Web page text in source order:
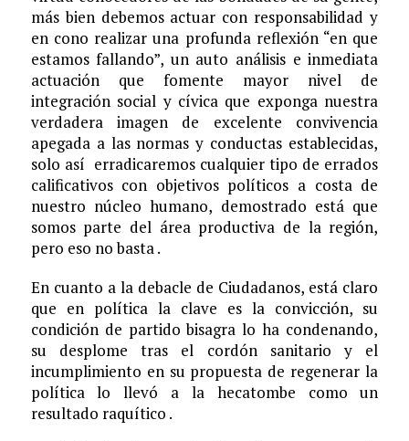
más bien debemos actuar con responsabilidad y
en cono realizar una profunda reflexión “en que
estamos fallando”, un auto análisis e inmediata
actuación que fomente mayor nivel de
integración social y cívica que exponga nuestra
verdadera imagen de excelente convivencia
apegada a las normas y conductas establecidas,
solo así erradicaremos cualquier tipo de errados
calificativos con objetivos políticos a costa de
nuestro núcleo humano, demostrado está que
somos parte del área productiva de la región,
pero eso no basta .
En cuanto a la debacle de Ciudadanos, está claro
que en política la clave es la convicción, su
condición de partido bisagra lo ha condenando,
su desplome tras el cordón sanitario y el
incumplimiento en su propuesta de regenerar la
política lo llevó a la hecatombe como un
resultado raquítico .